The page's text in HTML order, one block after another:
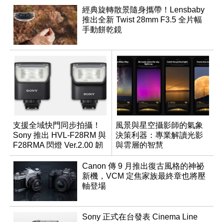
經典旋轉散景隨身攜帶！Lensbaby
推出全新 Twist 28mm F3.5 全片幅
手動餅乾鏡
支援全域快門同步拍攝！
Sony 推出 HVL-F28RM 與
F28RMA 閃燈 Ver.2.00 韌
體
風景與星空攝影師的氣象
決策利器：專業解讀光影
與雲層的智慧
App「Atmos」登場
Canon 傳 9 月推出復古風格的神祕
新機，VCM 定焦家族最終章也將壓
軸登場
Sony 正式在台發表 Cinema Line